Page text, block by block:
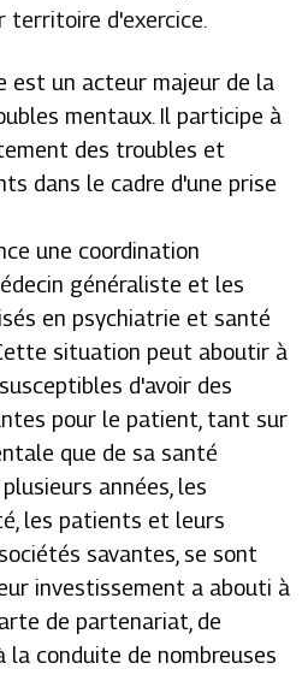
territoire d'exercice.
est un acteur majeur de la
mentaux. Il participe à
des troubles et
dans le cadre d'une prise
une coordination
généraliste et les
en psychiatrie et santé
situation peut aboutir à
d'avoir des
pour le patient, tant sur
que de sa santé
années, les
les patients et leurs
savantes, se sont
investissement a abouti à
de partenariat, de
la conduite de nombreuses